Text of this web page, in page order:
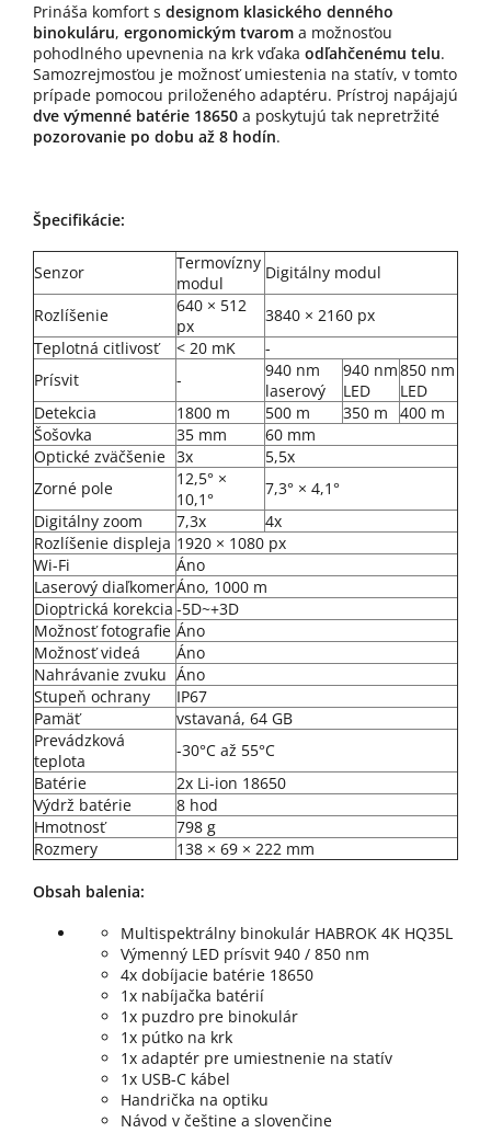
Prináša komfort s designom klasického denného
binokuláru, ergonomickým tvarom a možnosťou
pohodlného upevnenia na krk vďaka odľahčenému telu.
Samozrejmosťou je možnosť umiestenia na statív, v tomto
prípade pomocou priloženého adaptéru. Prístroj napájajú
dve výmenné batérie 18650 a poskytujú tak nepretržité
pozorovanie po dobu až 8 hodín.
Špecifikácie:
Senzor
Termovízny
modul
Digitálny modul
Rozlíšenie
640 × 512
px
3840 × 2160 px
Teplotná citlivosť
< 20 mK
-
Prísvit
-
940 nm
laserový
940 nm
LED
850 nm
LED
Detekcia
1800 m 500 m 350 m
400 m
Šošovka
35 mm
60 mm
Optické zväčšenie 3x
5,5x
Zorné pole
12,5° ×
10,1°
7,3° × 4,1°
Digitálny zoom
7,3x
4x
Rozlíšenie displeja 1920 × 1080 px
Wi-Fi
Áno
Laserový diaľkomerÁno, 1000 m
Dioptrická korekcia -5D~+3D
Možnosťfotografie Áno
Možnosť videá
Áno
Nahrávanie zvuku Áno
Stupeň ochrany
IP67
Pamäť
vstavaná, 64 GB
Prevádzková
teplota
-30°C až 55°C
Batérie
2x Li-ion 18650
Výdrž batérie
8 hod
Hmotnosť
798 g
Rozmery
138 × 69 × 222 mm
Obsah balenia:
Multispektrálny binokulár HABROK 4K HQ35L
Výmenný LED prísvit 940 / 850 nm
4x dobíjacie batérie 18650
1x nabíjačka batérií
1x puzdro pre binokulár
1x pútko na krk
1x adaptér pre umiestnenie na statív
1x USB-C kábel
Handrička na optiku
Návod v češtine a slovenčine